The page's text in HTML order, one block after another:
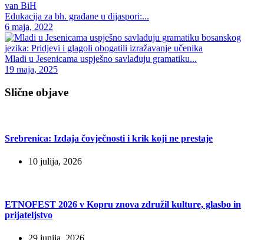
Edukacija za bh. građane u dijaspori:...
6 maja, 2022
Mladi u Jesenicama uspješno savlađuju gramatiku...
19 maja, 2025
Slične objave
Srebrenica: Izdaja čovječnosti i krik koji ne prestaje
10 julija, 2026
ETNOFEST 2026 v Kopru znova združil kulture, glasbo in
prijateljstvo